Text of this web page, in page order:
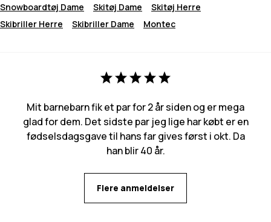
Snowboardtøj Dame
Skitøj Dame
Skitøj Herre
Skibriller Herre
Skibriller Dame Montec
Mit barnebarn fik et par for 2 år siden og er mega
glad for dem. Det sidste par jeg lige har købt er en
fødselsdagsgave til hans far gives først i okt. Da
han blir 40 år.
Flere anmeldelser